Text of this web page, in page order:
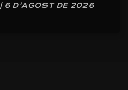
6 D'AGOST DE 2026